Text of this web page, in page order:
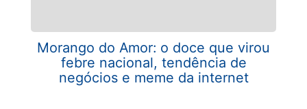
Morango do Amor: o doce que virou
febre nacional, tendência de
negócios e meme da internet